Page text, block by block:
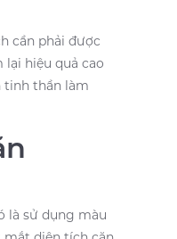
cần phải được
lại hiệu quả cao
tinh thần làm
là sử dụng màu